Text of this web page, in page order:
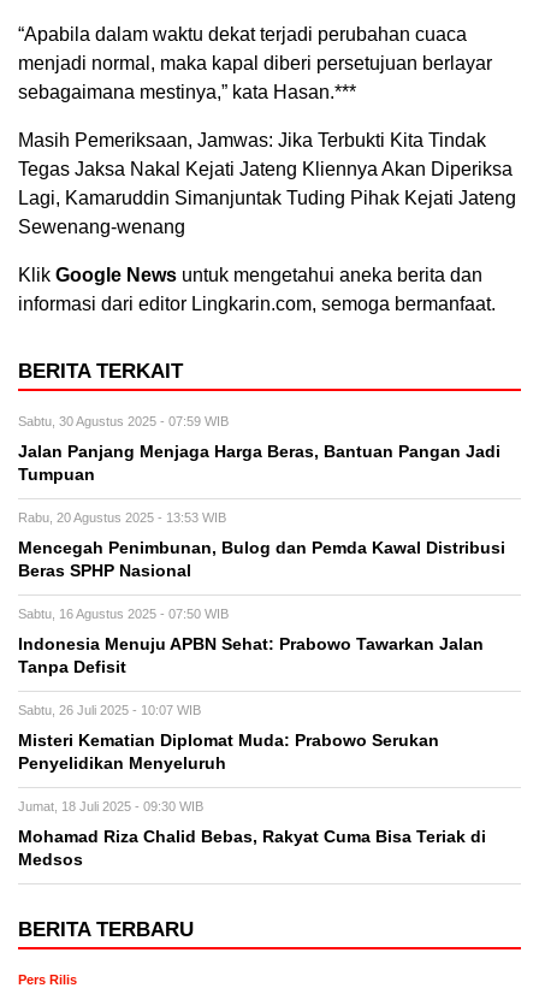
“Apabila dalam waktu dekat terjadi perubahan cuaca
menjadi normal, maka kapal diberi persetujuan berlayar
sebagaimana mestinya,” kata Hasan.***
Masih Pemeriksaan, Jamwas: Jika Terbukti Kita Tindak
Tegas Jaksa Nakal Kejati Jateng Kliennya Akan Diperiksa
Lagi, Kamaruddin Simanjuntak Tuding Pihak Kejati Jateng
Sewenang-wenang
Klik Google News untuk mengetahui aneka berita dan
informasi dari editor Lingkarin.com, semoga bermanfaat.
BERITA TERKAIT
Sabtu, 30 Agustus 2025 - 07:59 WIB
Jalan Panjang Menjaga Harga Beras, Bantuan Pangan Jadi
Tumpuan
Rabu, 20 Agustus 2025 - 13:53 WIB
Mencegah Penimbunan, Bulog dan Pemda Kawal Distribusi
Beras SPHP Nasional
Sabtu, 16 Agustus 2025 - 07:50 WIB
Indonesia Menuju APBN Sehat: Prabowo Tawarkan Jalan
Tanpa Defisit
Sabtu, 26 Juli 2025 - 10:07 WIB
Misteri Kematian Diplomat Muda: Prabowo Serukan
Penyelidikan Menyeluruh
Jumat, 18 Juli 2025 - 09:30 WIB
Mohamad Riza Chalid Bebas, Rakyat Cuma Bisa Teriak di
Medsos
BERITA TERBARU
Pers Rilis